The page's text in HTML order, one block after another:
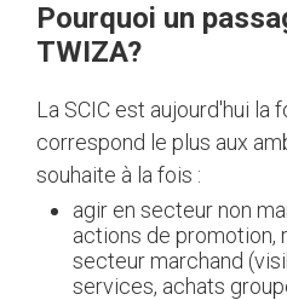
Pourquoi un
TWIZA?
La SCIC est aujourd'hui la
correspond le plus aux
souhaite à la fois :
agir en secteur non
actions de promotion,
secteur marchand
services, achats